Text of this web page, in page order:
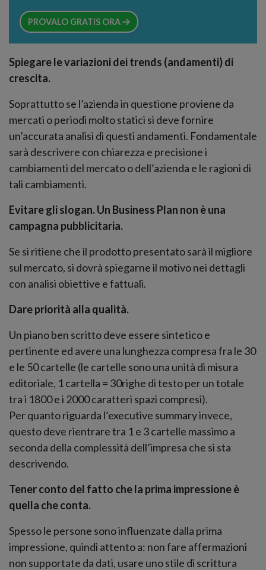
PROVALO GRATIS ORA
Spiegare le variazioni dei trends (andamenti) di
crescita.
Soprattutto se l’azienda in questione proviene da
mercati o periodi molto statici si deve fornire
un’accurata analisi di questi andamenti. Fondamentale
sarà descrivere con chiarezza e precisione i
cambiamenti del mercato o dell’azienda e le ragioni di
tali cambiamenti.
Evitare gli slogan. Un Business Plan non è una
campagna pubblicitaria.
Se si ritiene che il prodotto presentato sarà il migliore
sul mercato, si dovrà spiegarne il motivo nei dettagli
con analisi obiettive e fattuali.
Dare priorità alla qualità.
Un piano ben scritto deve essere sintetico e
pertinente ed avere una lunghezza compresa fra le 30
e le 50 cartelle (le cartelle sono una unità di misura
editoriale, 1 cartella = 30righe di testo per un totale
tra i 1800 e i 2000 caratteri spazi compresi).
Per quanto riguarda l’executive summary invece,
questo deve rientrare tra 1 e 3 cartelle massimo a
seconda della complessità dell’impresa che si sta
descrivendo.
Tener conto del fatto che la prima impressione è
quella che conta.
Spesso le persone sono influenzate dalla prima
impressione, quindi attento a: non fare affermazioni
non supportate da dati, usare uno stile di scrittura